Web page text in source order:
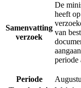
Samenvatting
verzoek
De
heeft
van
periode
Periode